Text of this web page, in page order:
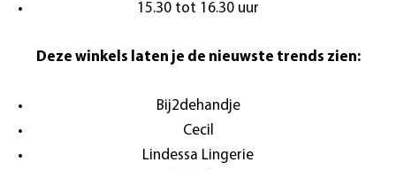
15.30 tot 16.30 uur
Deze winkels laten je de nieuwste trends zien:
Bij2dehandje
Cecil
Lindessa Lingerie